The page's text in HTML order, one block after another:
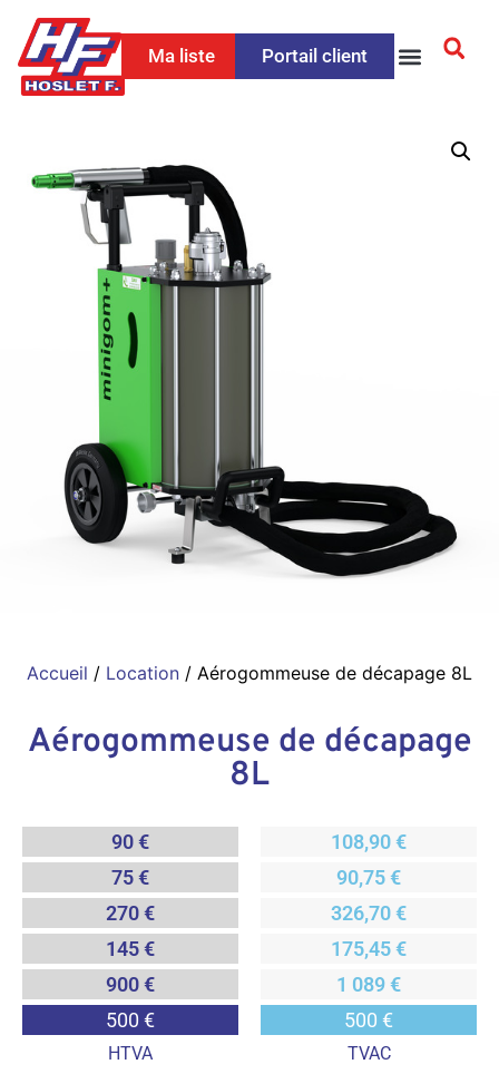
Ma liste Portail client
Accueil / Location / Aérogommeuse de décapage 8L
Aérogommeuse de décapage
8L
90 €
75 €
270 €
145 €
900 €
500 €
HTVA
108,90 €
90,75 €
326,70 €
175,45 €
1 089 €
500 €
TVAC